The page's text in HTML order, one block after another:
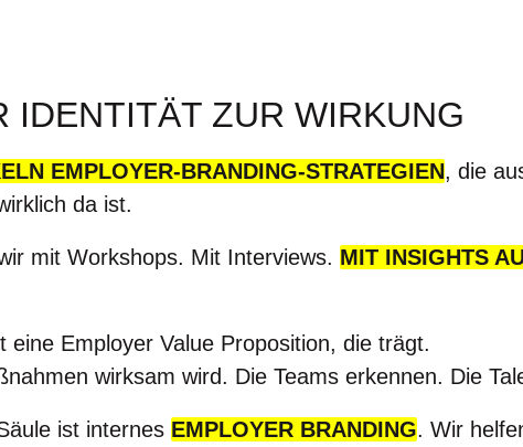
IDENTITÄT ZUR WIRKUNG
EMPLOYER-BRANDING-STRATEGIEN, die
da ist.
mit Workshops. Mit Interviews. MIT INSIGHTS
eine Employer Value Proposition, die trägt.
wirksam wird. Die Teams erkennen. Die
ist internes EMPLOYER BRANDING. Wir